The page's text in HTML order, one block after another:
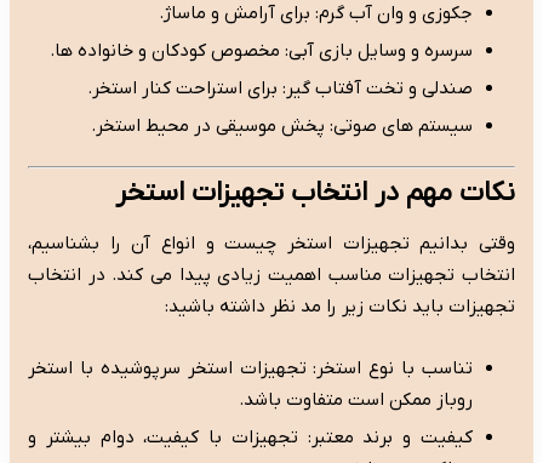
جکوزی و وان آب گرم: برای آرامش و ماساژ.
سرسره و وسایل بازی آبی: مخصوص کودکان و خانواده ها.
صندلی و تخت آفتاب گیر: برای استراحت کنار استخر.
سیستم های صوتی: پخش موسیقی در محیط استخر.
نکات مهم در انتخاب تجهیزات استخر
وقتی بدانیم تجهیزات استخر چیست و انواع آن را بشناسیم،
انتخاب تجهیزات مناسب اهمیت زیادی پیدا می کند. در انتخاب
تجهیزات باید نکات زیر را مد نظر داشته باشید:
تناسب با نوع استخر: تجهیزات استخر سرپوشیده با استخر
روباز ممکن است متفاوت باشد.
کیفیت و برند معتبر: تجهیزات با کیفیت، دوام بیشتر و